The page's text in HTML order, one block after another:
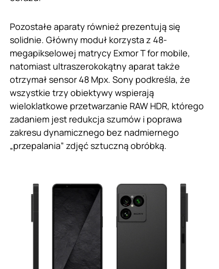
Pozostałe aparaty również prezentują się
solidnie. Główny moduł korzysta z 48-
megapikselowej matrycy Exmor T for mobile,
natomiast ultraszerokokątny aparat także
otrzymał sensor 48 Mpx. Sony podkreśla, że
wszystkie trzy obiektywy wspierają
wieloklatkowe przetwarzanie RAW HDR, którego
zadaniem jest redukcja szumów i poprawa
zakresu dynamicznego bez nadmiernego
„przepalania” zdjęć sztuczną obróbką.